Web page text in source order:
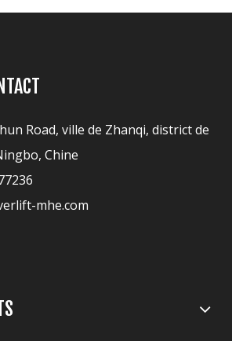
Road, ville de Zhanqi, district de
Chine
mhe.com